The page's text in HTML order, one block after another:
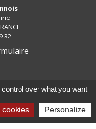
32
de confidentialité -
Gestion des cookies
over what you want
cookies Personalize